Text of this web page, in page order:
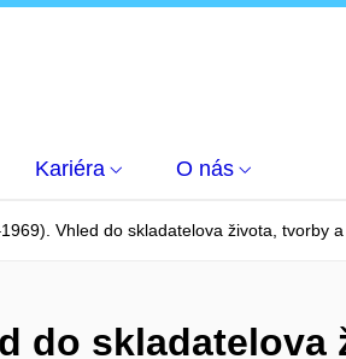
Kariéra O nás
Vhled do skladatelova života, tvorby a
do